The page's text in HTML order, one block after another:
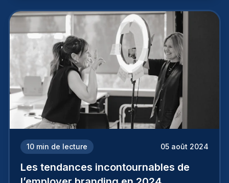
mettre en œuvre un certain nombre d’actions.
10 min de lecture 05 août 2024
Les tendances incontournables de